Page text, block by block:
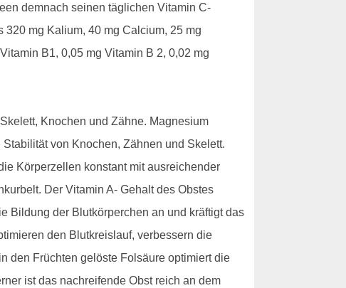
demnach seinen täglichen Vitamin C-
mg Kalium, 40 mg Calcium, 25 mg
B1, 0,05 mg Vitamin B 2, 0,02 mg
Knochen und Zähne. Magnesium
von Knochen, Zähnen und Skelett.
Körperzellen konstant mit ausreichender
Der Vitamin A- Gehalt des Obstes
Bildung der Blutkörperchen an und kräftigt das
den Blutkreislauf, verbessern die
den Früchten gelöste Folsäure optimiert die
ist das nachreifende Obst reich an dem